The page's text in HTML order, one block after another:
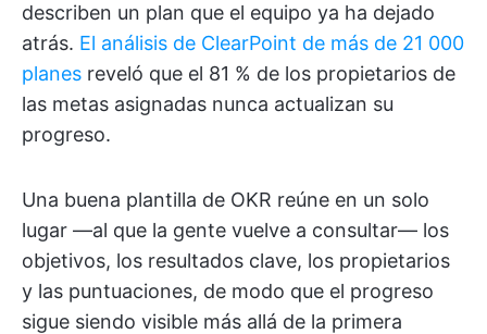
describen un plan que el equipo ya ha dejado
atrás. El análisis de ClearPoint de más de 21 000
planes reveló que el 81 % de los propietarios de
las metas asignadas nunca actualizan su
progreso.
Una buena plantilla de OKR reúne en un solo
lugar —al que la gente vuelve a consultar— los
objetivos, los resultados clave, los propietarios
y las puntuaciones, de modo que el progreso
sigue siendo visible más allá de la primera